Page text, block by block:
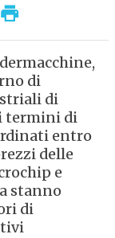
di
di
termini di
entro
delle
e
stanno
di